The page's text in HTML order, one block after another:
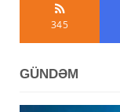
345
GÜNDƏM